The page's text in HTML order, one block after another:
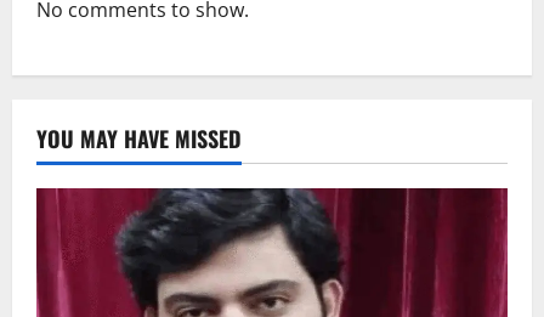
No comments to show.
YOU MAY HAVE MISSED